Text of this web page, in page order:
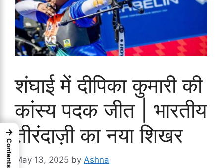
शंघाई में दीपिका कुमारी की
कांस्य पदक जीत | भारतीय
तीरंदाज़ी का नया शिखर
May 13, 2025 by Ashna
→
Contents